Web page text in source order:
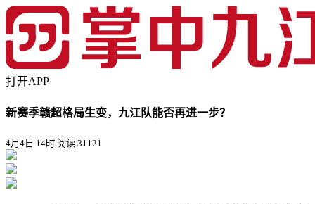
打开APP
新赛季赣超格局生变，九江队能否再进一步？
4月4日 14时 阅读 31121